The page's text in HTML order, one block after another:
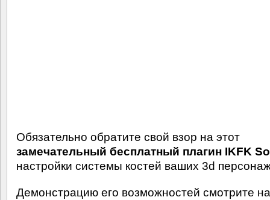
Обязательно обратите свой взор на этот
замечательный бесплатный плагин IKFK
настройки системы костей ваших 3d
Демонстрацию его возможностей смотрите